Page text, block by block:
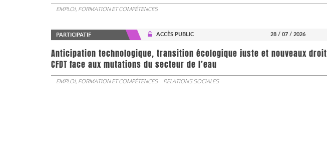
EMPLOI, FORMATION ET COMPÉTENCES
PARTICIPATIF ACCÈS PUBLIC 28 / 07 / 2026
Anticipation technologique, transition écologique juste et nouveaux
CFDT face aux mutations du secteur de l’eau
EMPLOI, FORMATION ET COMPÉTENCES RELATIONS SOCIALES